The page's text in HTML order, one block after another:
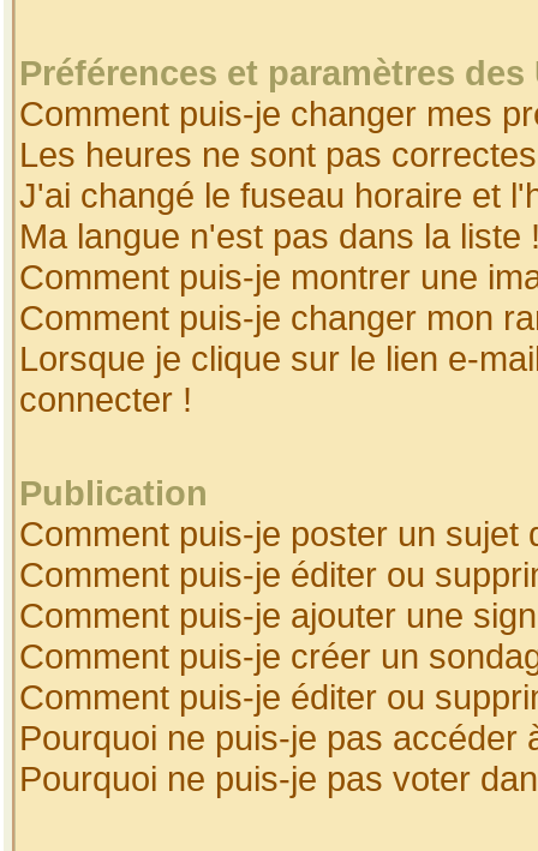
Préférences et paramètres
Comment puis-je changer mes
Les heures ne sont pas
J'ai changé le fuseau horaire et
Ma langue n'est pas dans la liste
Comment puis-je montrer une
Comment puis-je changer mon
Lorsque je clique sur le lien e-
connecter !
Publication
Comment puis-je poster un sujet
Comment puis-je éditer ou
Comment puis-je ajouter une
Comment puis-je créer un
Comment puis-je éditer ou
Pourquoi ne puis-je pas accéder
Pourquoi ne puis-je pas voter